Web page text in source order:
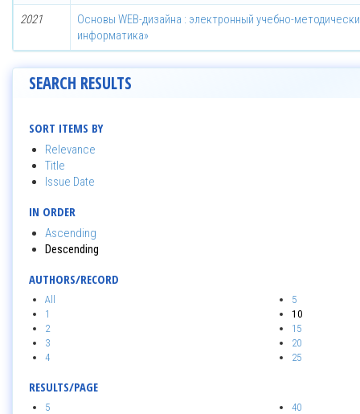
2021
Основы WEB-дизайна : электронный учебно-
информатика»
SEARCH RESULTS
SORT ITEMS BY
Relevance
Title
Issue Date
IN ORDER
Ascending
Descending
AUTHORS/RECORD
All
1
2
3
4
5
10
15
20
25
RESULTS/PAGE
5
40